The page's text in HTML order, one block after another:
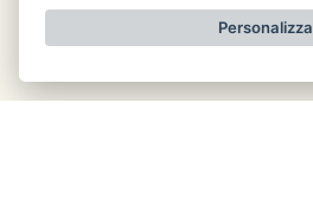
Personalizza